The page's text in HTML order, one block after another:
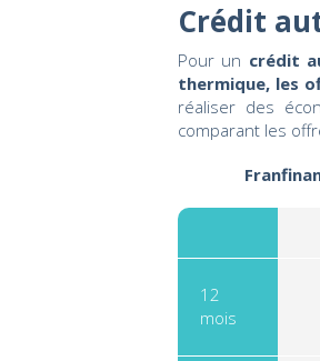
Crédit
Pour un crédit
thermique, les
réaliser des
comparant les
12
mois